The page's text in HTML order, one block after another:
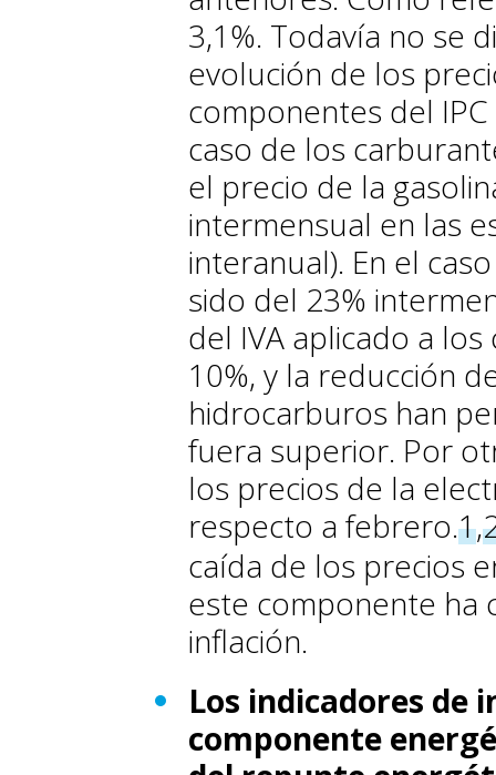
3,1%. Todavía no se
evolución de los
componentes del
caso de los
el precio de la
intermensual en las
interanual). En el
sido del 23%
del IVA aplicado a
10%, y la reducción
hidrocarburos han
fuera superior. Por
los precios de la
respecto a febrero.1,
caída de los precios
este componente ha
inflación.
Los indicadores de
componente